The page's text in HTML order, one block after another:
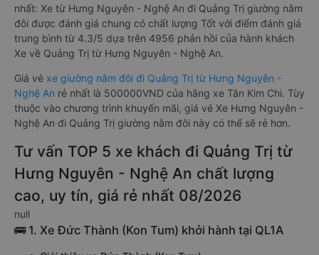
nhất: Xe từ Hưng Nguyên - Nghệ An đi Quảng Trị giường nằm
đôi được đánh giá chung có chất lượng Tốt với điểm đánh giá
trung bình từ 4.3/5 dựa trên 4956 phản hồi của hành khách
Xe về Quảng Trị từ Hưng Nguyên - Nghệ An.
Giá vé xe giường nằm đôi đi Quảng Trị từ Hưng Nguyên -
Nghệ An rẻ nhất là 500000VND của hãng xe Tân Kim Chi. Tùy
thuộc vào chương trình khuyến mãi, giá vé Xe Hưng Nguyên -
Nghệ An đi Quảng Trị giường nằm đôi này có thể sẽ rẻ hơn.
Tư vấn TOP 5 xe khách đi Quảng Trị từ
Hưng Nguyên - Nghệ An chất lượng
cao, uy tín, giá rẻ nhất 08/2026
null
🚌 1. Xe Đức Thành (Kon Tum) khởi hành tại QL1A